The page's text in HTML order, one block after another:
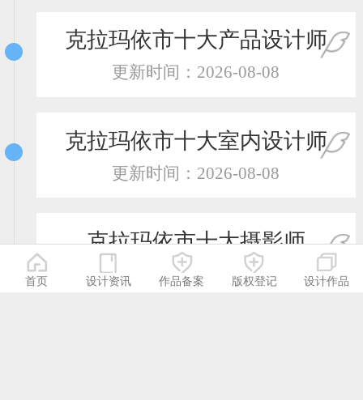
克拉玛依市十大产品设计师
更新时间：2026-08-08
克拉玛依市十大室内设计师
更新时间：2026-08-08
克拉玛依市十大摄影师
更新时间：2026-08-08
首页 设计资讯 作品备案 版权登记 设计作品